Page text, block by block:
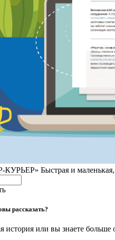
КУРЬЕР» Быстрая и
рассказать?
история или вы знаете